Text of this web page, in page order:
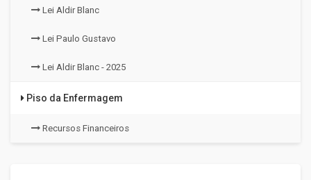
Lei Aldir Blanc
Lei Paulo Gustavo
Lei Aldir Blanc - 2025
Piso da Enfermagem
Recursos Financeiros